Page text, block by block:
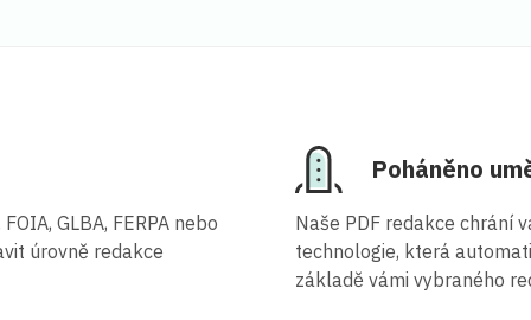
GLBA, FERPA nebo
úrovně redakce
Poháněno
Naše PDF redakce chrání
technologie, která
základě vámi vybraného